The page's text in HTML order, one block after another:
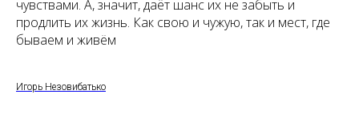
чувствами. А, значит, даёт шанс их не забыть и
продлить их жизнь. Как свою и чужую, так и мест, где
бываем и живём
Игорь Незовибатько